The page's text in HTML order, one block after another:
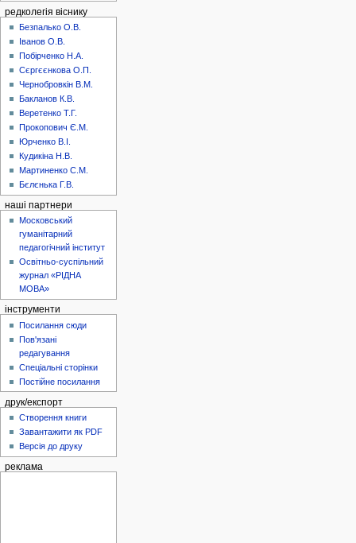
редколегія віснику
Безпалько О.В.
Іванов О.В.
Побірченко Н.А.
Сєргєєнкова О.П.
Чернобровкін В.М.
Бакланов К.В.
Веретенко Т.Г.
Прокопович Є.М.
Юрченко В.І.
Кудикіна Н.В.
Мартиненко С.М.
Бєлєнька Г.В.
наші партнери
Московський
гуманітарний
педагогічний інститут
Освітньо-суспільний
журнал «РІДНА
МОВА»
інструменти
Посилання сюди
Пов'язані
редагування
Спеціальні сторінки
Постійне посилання
друк/експорт
Створення книги
Завантажити як PDF
Версія до друку
реклама